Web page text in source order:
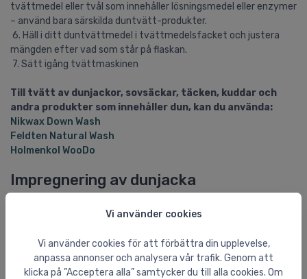
Vi använder cookies
Vi använder cookies för att förbättra din upplevelse,
anpassa annonser och analysera vår trafik. Genom att
klicka på ”Acceptera alla” samtycker du till alla cookies. Om
tvättmedel eller tvål som innehåller lösningsmedel eller enzymer
– använd bara särskilda duntvätt-produkter.
6. Häll i ditt duntvättmedel i tvättmedelsfacket och justera
mängden efter vad som står på flaskan.
7. Sätt igång tvättmaskinen
Till tvätt av dunjackor, sovsäckar, täcken, kuddar och
andra produkter som innehåller dun, kan du använda:
Nikwax Down Wash
Feldten Natural Wash
Holmenkol WooDo
Impregnering av dunjacka
vattentäta impregneringen/DWR, som sitter i plagget (Durable
med wash-in-produkter.
Har du just tvättat din dunjacka ska du impregnera din